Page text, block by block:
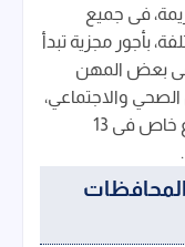
فى جميع
بأجور مجزية تبدأ
10 آلاف جنيه فى بعض المهن
الصحي والاجتماعي،
وذلك من خلال 65 شركة ومصنع قطاع خاص فى 13
المحافظات